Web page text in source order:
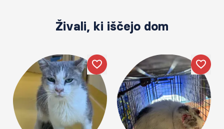
Živali, ki iščejo dom
Like Like